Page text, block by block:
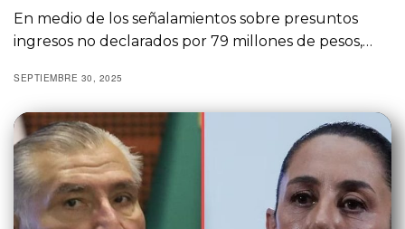
En medio de los señalamientos sobre presuntos
ingresos no declarados por 79 millones de pesos,…
SEPTIEMBRE 30, 2025